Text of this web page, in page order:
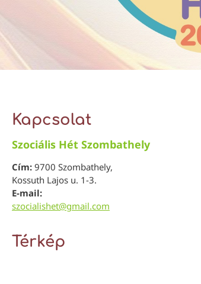
Kapcsolat
Szociális Hét Szombathely
Cím: 9700 Szombathely,
Kossuth Lajos u. 1-3.
E-mail:
szocialishet@gmail.com
Térkép